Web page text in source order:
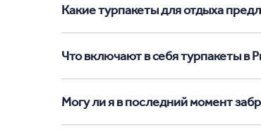
Какие турпакеты для отдыха
Что включают в себя турпакеты в
Могу ли я в последний момент